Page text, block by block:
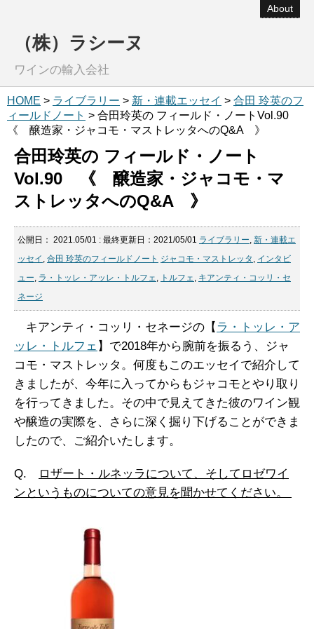
About
（株）ラシーヌ
ワインの輸入会社
HOME > ライブラリー > 新・連載エッセイ > 合田 玲英のフ
ィールドノート > 合田玲英の フィールド・ノートVol.90
《 醸造家・ジャコモ・マストレッタへのQ&A 》
合田玲英の フィールド・ノート
Vol.90 《 醸造家・ジャコモ・マ
ストレッタへのQ&A 》
公開日： 2021.05/01 : 最終更新日：2021/05/01 ライブラリー, 新・連載エ
ッセイ , 合田 玲英のフィールドノート ジャコモ・マストレッタ , インタビ
ュー, ラ・トッレ・アッレ・トルフェ, トルフェ, キアンティ・コッリ・セ
ネージ
キアンティ・コッリ・セネージの【 ラ・トッレ・ア
ッレ・トルフェ 】で2018年から腕前を振るう、ジャ
コモ・マストレッタ。何度もこのエッセイで紹介して
きましたが、今年に入ってからもジャコモとやり取り
を行ってきました。その中で見えてきた彼のワイン観
や醸造の実際を、さらに深く掘り下げることができま
したので、ご紹介いたします。
Q.
ロザート・ルネッラについて、そしてロゼワイ
ンというものについての意見を聞かせてください。